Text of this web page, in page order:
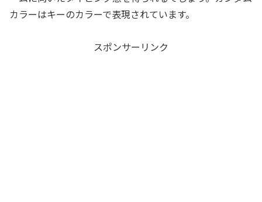
カラーはキーのカラーで表現されています。
スポンサーリンク